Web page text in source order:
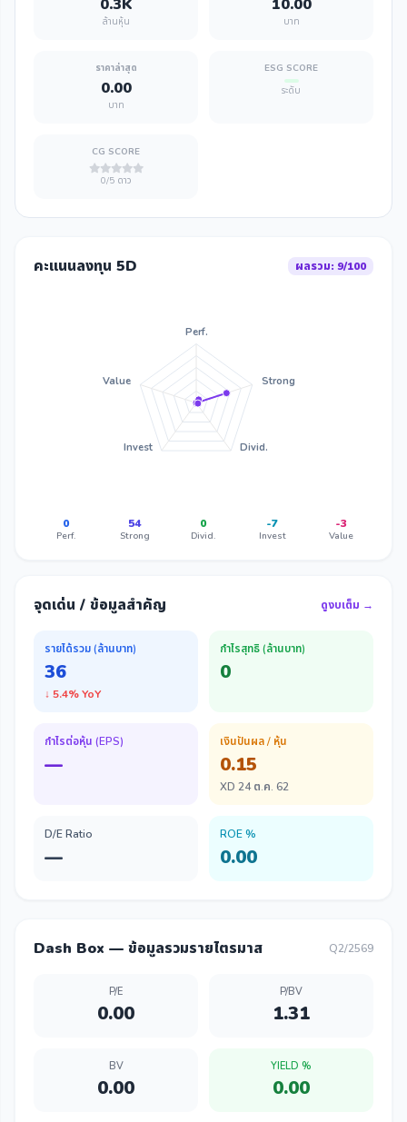
0.3K
ล้านหุ้น
10.00
บาท
ราคาล่าสุด
0.00
บาท
ESG SCORE
ระดับ
CG SCORE
0/5 ดาว
คะแนนลงทุน 5D ผลรวม: 9/100
Perf.
Strong
Divid.
Invest
Value
0
Perf.
54
Strong
0
Divid.
-7
Invest
-3
Value
จุดเด่น / ข้อมูลสำคัญ ดูงบเต็ม →
รายได้รวม (ล้านบาท)
36
↓ 5.4% YoY
กำไรสุทธิ (ล้านบาท)
0
กำไรต่อหุ้น (EPS)
—
เงินปันผล / หุ้น
0.15
XD 24 ต.ค. 62
D/E Ratio
—
ROE %
0.00
Dash Box — ข้อมูลรวมรายไตรมาส Q2/2569
P/E
0.00
P/BV
1.31
BV
0.00
YIELD %
0.00